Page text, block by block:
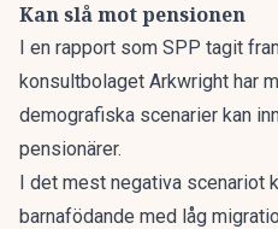
Kan slå mot pensionen
I en rapport som SPP tagit
konsultbolaget Arkwright har
demografiska scenarier kan
pensionärer.
I det mest negativa scenariot
barnafödande med låg